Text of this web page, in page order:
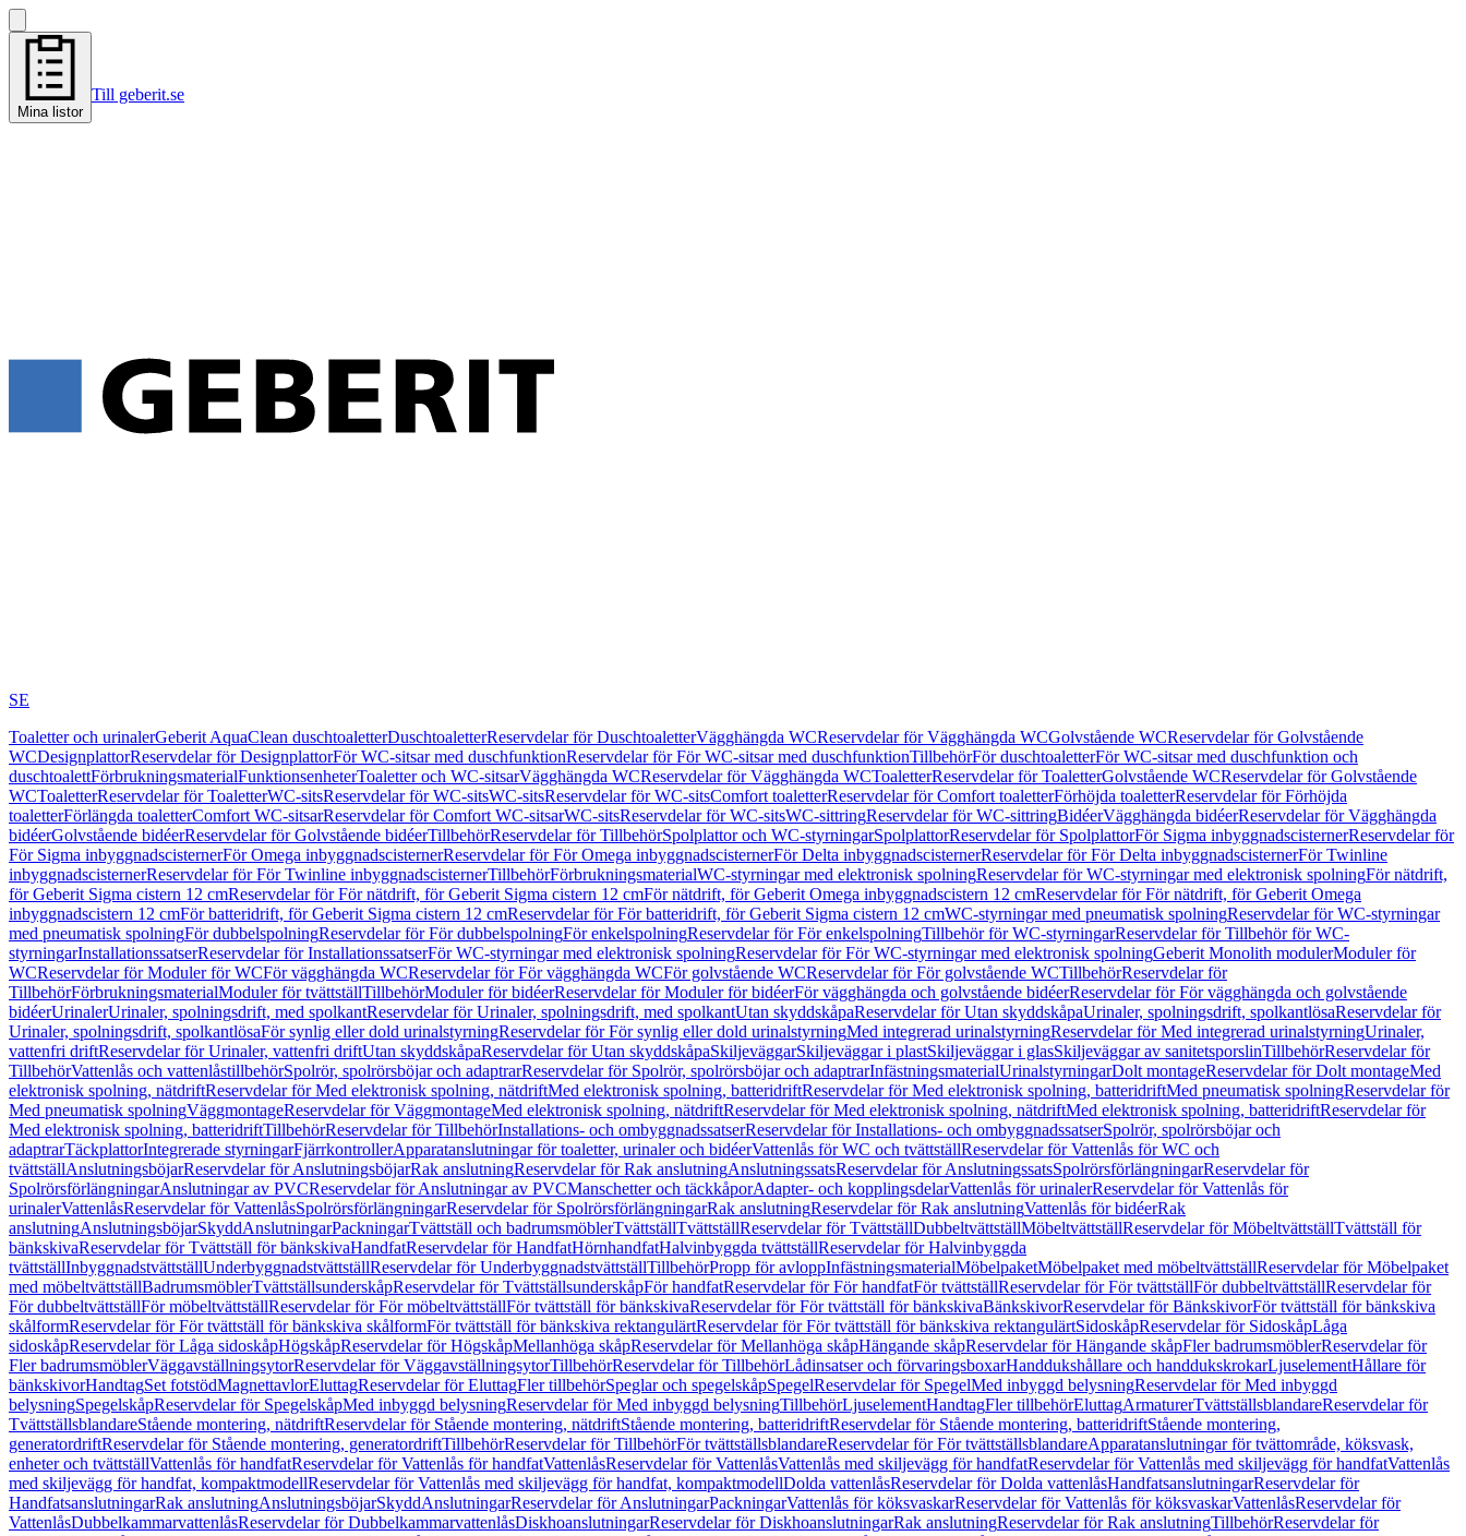
Mina listor
Till geberit.se
SE
Toaletter och urinalerGeberit AquaClean duschtoaletterDuschtoaletterReservdelar för DuschtoaletterVägghängda WCReservdelar för Vägghängda WCGolvstående WCReservdelar för Golvstående
WCDesignplattorReservdelar för DesignplattorFör WC-sitsar med duschfunktionReservdelar för För WC-sitsar med duschfunktionTillbehörFör duschtoaletterFör WC-sitsar med duschfunktion och
duschtoalettFörbrukningsmaterialFunktionsenheterToaletter och WC-sitsarVägghängda WCReservdelar för Vägghängda WCToaletterReservdelar för ToaletterGolvstående WCReservdelar för Golvstående
WCToaletterReservdelar för ToaletterWC-sitsReservdelar för WC-sitsWC-sitsReservdelar för WC-sitsComfort toaletterReservdelar för Comfort toaletterFörhöjda toaletterReservdelar för Förhöjda
toaletterFörlängda toaletterComfort WC-sitsarReservdelar för Comfort WC-sitsarWC-sitsReservdelar för WC-sitsWC-sittringReservdelar för WC-sittringBidéerVägghängda bidéerReservdelar för Vägghängda
bidéerGolvstående bidéerReservdelar för Golvstående bidéerTillbehörReservdelar för TillbehörSpolplattor och WC-styrningarSpolplattorReservdelar för SpolplattorFör Sigma inbyggnadscisternerReservdelar för
För Sigma inbyggnadscisternerFör Omega inbyggnadscisternerReservdelar för För Omega inbyggnadscisternerFör Delta inbyggnadscisternerReservdelar för För Delta inbyggnadscisternerFör Twinline
inbyggnadscisternerReservdelar för För Twinline inbyggnadscisternerTillbehörFörbrukningsmaterialWC-styrningar med elektronisk spolningReservdelar för WC-styrningar med elektronisk spolningFör nätdrift,
för Geberit Sigma cistern 12 cmReservdelar för För nätdrift, för Geberit Sigma cistern 12 cmFör nätdrift, för Geberit Omega inbyggnadscistern 12 cmReservdelar för För nätdrift, för Geberit Omega
inbyggnadscistern 12 cmFör batteridrift, för Geberit Sigma cistern 12 cmReservdelar för För batteridrift, för Geberit Sigma cistern 12 cmWC-styrningar med pneumatisk spolningReservdelar för WC-styrningar
med pneumatisk spolningFör dubbelspolningReservdelar för För dubbelspolningFör enkelspolningReservdelar för För enkelspolningTillbehör för WC-styrningarReservdelar för Tillbehör för WC-
styrningarInstallationssatserReservdelar för InstallationssatserFör WC-styrningar med elektronisk spolningReservdelar för För WC-styrningar med elektronisk spolningGeberit Monolith modulerModuler för
WCReservdelar för Moduler för WCFör vägghängda WCReservdelar för För vägghängda WCFör golvstående WCReservdelar för För golvstående WCTillbehörReservdelar för
TillbehörFörbrukningsmaterialModuler för tvättställTillbehörModuler för bidéerReservdelar för Moduler för bidéerFör vägghängda och golvstående bidéerReservdelar för För vägghängda och golvstående
bidéerUrinalerUrinaler, spolningsdrift, med spolkantReservdelar för Urinaler, spolningsdrift, med spolkantUtan skyddskåpaReservdelar för Utan skyddskåpaUrinaler, spolningsdrift, spolkantlösaReservdelar för
Urinaler, spolningsdrift, spolkantlösaFör synlig eller dold urinalstyrningReservdelar för För synlig eller dold urinalstyrningMed integrerad urinalstyrningReservdelar för Med integrerad urinalstyrningUrinaler,
vattenfri driftReservdelar för Urinaler, vattenfri driftUtan skyddskåpaReservdelar för Utan skyddskåpaSkiljeväggarSkiljeväggar i plastSkiljeväggar i glasSkiljeväggar av sanitetsporslinTillbehörReservdelar för
TillbehörVattenlås och vattenlåstillbehörSpolrör, spolrörsböjar och adaptrarReservdelar för Spolrör, spolrörsböjar och adaptrarInfästningsmaterialUrinalstyrningarDolt montageReservdelar för Dolt montageMed
elektronisk spolning, nätdriftReservdelar för Med elektronisk spolning, nätdriftMed elektronisk spolning, batteridriftReservdelar för Med elektronisk spolning, batteridriftMed pneumatisk spolningReservdelar för
Med pneumatisk spolningVäggmontageReservdelar för VäggmontageMed elektronisk spolning, nätdriftReservdelar för Med elektronisk spolning, nätdriftMed elektronisk spolning, batteridriftReservdelar för
Med elektronisk spolning, batteridriftTillbehörReservdelar för TillbehörInstallations- och ombyggnadssatserReservdelar för Installations- och ombyggnadssatserSpolrör, spolrörsböjar och
adaptrarTäckplattorIntegrerade styrningarFjärrkontrollerApparatanslutningar för toaletter, urinaler och bidéerVattenlås för WC och tvättställReservdelar för Vattenlås för WC och
tvättställAnslutningsböjarReservdelar för AnslutningsböjarRak anslutningReservdelar för Rak anslutningAnslutningssatsReservdelar för AnslutningssatsSpolrörsförlängningarReservdelar för
SpolrörsförlängningarAnslutningar av PVCReservdelar för Anslutningar av PVCManschetter och täckkåporAdapter- och kopplingsdelarVattenlås för urinalerReservdelar för Vattenlås för
urinalerVattenlåsReservdelar för VattenlåsSpolrörsförlängningarReservdelar för SpolrörsförlängningarRak anslutningReservdelar för Rak anslutningVattenlås för bidéerRak
anslutningAnslutningsböjarSkyddAnslutningarPackningarTvättställ och badrumsmöblerTvättställTvättställReservdelar för TvättställDubbeltvättställMöbeltvättställReservdelar för MöbeltvättställTvättställ för
bänkskivaReservdelar för Tvättställ för bänkskivaHandfatReservdelar för HandfatHörnhandfatHalvinbyggda tvättställReservdelar för Halvinbyggda
tvättställInbyggnadstvättställUnderbyggnadstvättställReservdelar för UnderbyggnadstvättställTillbehörPropp för avloppInfästningsmaterialMöbelpaketMöbelpaket med möbeltvättställReservdelar för Möbelpaket
med möbeltvättställBadrumsmöblerTvättställsunderskåpReservdelar för TvättställsunderskåpFör handfatReservdelar för För handfatFör tvättställReservdelar för För tvättställFör dubbeltvättställReservdelar för
För dubbeltvättställFör möbeltvättställReservdelar för För möbeltvättställFör tvättställ för bänkskivaReservdelar för För tvättställ för bänkskivaBänkskivorReservdelar för BänkskivorFör tvättställ för bänkskiva
skålformReservdelar för För tvättställ för bänkskiva skålformFör tvättställ för bänkskiva rektangulärtReservdelar för För tvättställ för bänkskiva rektangulärtSidoskåpReservdelar för SidoskåpLåga
sidoskåpReservdelar för Låga sidoskåpHögskåpReservdelar för HögskåpMellanhöga skåpReservdelar för Mellanhöga skåpHängande skåpReservdelar för Hängande skåpFler badrumsmöblerReservdelar för
Fler badrumsmöblerVäggavställningsytorReservdelar för VäggavställningsytorTillbehörReservdelar för TillbehörLådinsatser och förvaringsboxarHanddukshållare och handdukskrokarLjuselementHållare för
bänkskivorHandtagSet fotstödMagnettavlorEluttagReservdelar för EluttagFler tillbehörSpeglar och spegelskåpSpegelReservdelar för SpegelMed inbyggd belysningReservdelar för Med inbyggd
belysningSpegelskåpReservdelar för SpegelskåpMed inbyggd belysningReservdelar för Med inbyggd belysningTillbehörLjuselementHandtagFler tillbehörEluttagArmaturerTvättställsblandareReservdelar för
TvättställsblandareStående montering, nätdriftReservdelar för Stående montering, nätdriftStående montering, batteridriftReservdelar för Stående montering, batteridriftStående montering,
generatordriftReservdelar för Stående montering, generatordriftTillbehörReservdelar för TillbehörFör tvättställsblandareReservdelar för För tvättställsblandareApparatanslutningar för tvättområde, köksvask,
enheter och tvättställVattenlås för handfatReservdelar för Vattenlås för handfatVattenlåsReservdelar för VattenlåsVattenlås med skiljevägg för handfatReservdelar för Vattenlås med skiljevägg för handfatVattenlås
med skiljevägg för handfat, kompaktmodellReservdelar för Vattenlås med skiljevägg för handfat, kompaktmodellDolda vattenlåsReservdelar för Dolda vattenlåsHandfatsanslutningarReservdelar för
HandfatsanslutningarRak anslutningAnslutningsböjarSkyddAnslutningarReservdelar för AnslutningarPackningarVattenlås för köksvaskarReservdelar för Vattenlås för köksvaskarVattenlåsReservdelar för
VattenlåsDubbelkammarvattenlåsReservdelar för DubbelkammarvattenlåsDiskhoanslutningarReservdelar för DiskhoanslutningarRak anslutningReservdelar för Rak anslutningTillbehörReservdelar för